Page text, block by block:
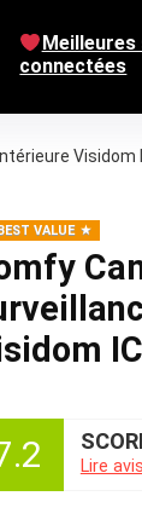
connectées
Visidom
VALUE
Lire avis